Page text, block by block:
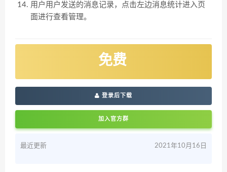
用户用户发送的消息记录，点击左边消息统计进入页
面进行查看管理。
免费
登录后下载
加入官方群
最近更新 2021年10月16日